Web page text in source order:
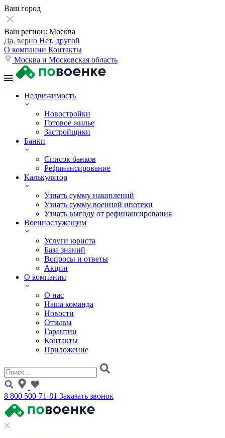
Ваш город
Ваш регион: Москва
Да, верно Нет, другой
О компании Контакты
Москва и Московская область
Недвижимость
Новостройки
Готовое жилье
Застройщики
Банки
Список банков
Рефинансирование
Калькулятор
Узнать сумму накоплений
Узнать сумму военной ипотеки
Узнать выгоду от рефинансирования
Военнослужащим
Услуги юриста
База знаний
Вопросы и ответы
Акции
О компании
О нас
Наша команда
Новости
Отзывы
Гарантии
Контакты
Приложение
8 800 500-71-81 Заказать звонок